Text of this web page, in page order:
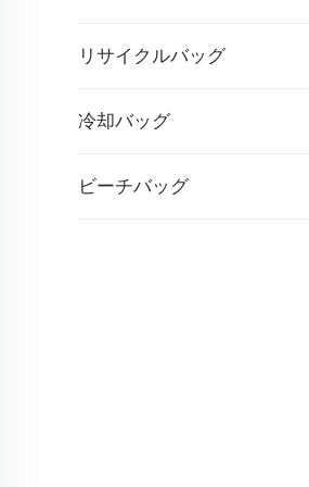
リサイクルバッグ
冷却バッグ
ビーチバッグ